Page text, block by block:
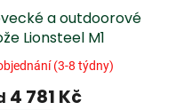
a outdoorové
Lionsteel M1
(3-8 týdny)
4 781 Kč